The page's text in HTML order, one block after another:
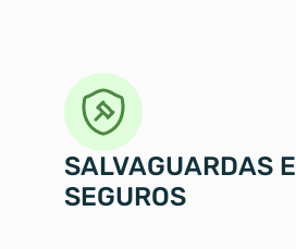
SALVAGUARDAS E
SEGUROS